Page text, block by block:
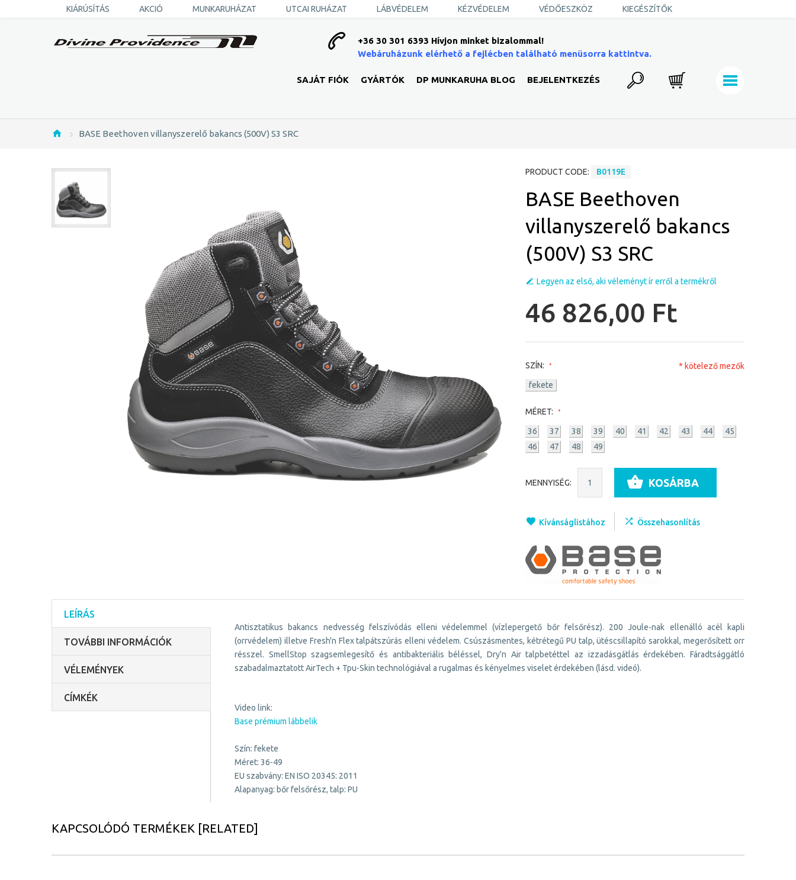
+36 30 301 6393 Hívjon minket bizalommal!
Webáruházunk elérhető a fejlécben található menüsorra kattintva.
SAJÁT FIÓK GYÁRTÓK DP MUNKARUHA BLOG BEJELENTKEZÉS
KIÁRÚSÍTÁS AKCIÓ MUNKARUHÁZAT UTCAI RUHÁZAT LÁBVÉDELEM KÉZVÉDELEM VÉDŐESZKÖZ KIEGÉSZÍTŐK
BASE Beethoven villanyszerelő bakancs (500V) S3 SRC
PRODUCT CODE: B0119E
BASE Beethoven
villanyszerelő bakancs
(500V) S3 SRC
Legyen az első, aki véleményt ír erről a termékről
46 826,00 Ft
SZÍN:
fekete
MÉRET:
36 37 38 39 40 41 42 43 44
45
46
47 48 49
* kötelező mezők
MENNYISÉG: KOSÁRBA
Kívánságlistához Összehasonlítás
LEÍRÁS
TOVÁBBI INFORMÁCIÓK
VÉLEMÉNYEK
CÍMKÉK
Antisztatikus bakancs nedvesség felszívódás elleni védelemmel (vízlepergető bőr felsőrész). 200 Joule-nak ellenálló acél kapli
(orrvédelem) illetve Fresh'n Flex talpátszúrás elleni védelem. Csúszásmentes, kétrétegű PU talp, ütéscsillapító sarokkal, megerősített orr
résszel. SmellStop szagsemlegesítő és antibakteriális béléssel, Dry'n Air talpbetéttel az izzadásgátlás érdekében. Fáradtsággátló
szabadalmaztatott AirTech + Tpu-Skin technológiával a rugalmas és kényelmes viselet érdekében (lásd. videó).
Video link:
Base prémium lábbelik
Szín: fekete
Méret: 36-49
EU szabvány: EN ISO 20345: 2011
Alapanyag: bőr felsőrész, talp: PU
KAPCSOLÓDÓ TERMÉKEK [RELATED]